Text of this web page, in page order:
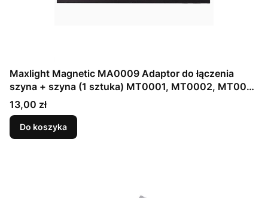
Maxlight Magnetic MA0009 Adaptor do łączenia
szyna + szyna (1 sztuka) MT0001, MT0002, MT0011,
MT0012
Cena
13,00 zł
Do koszyka